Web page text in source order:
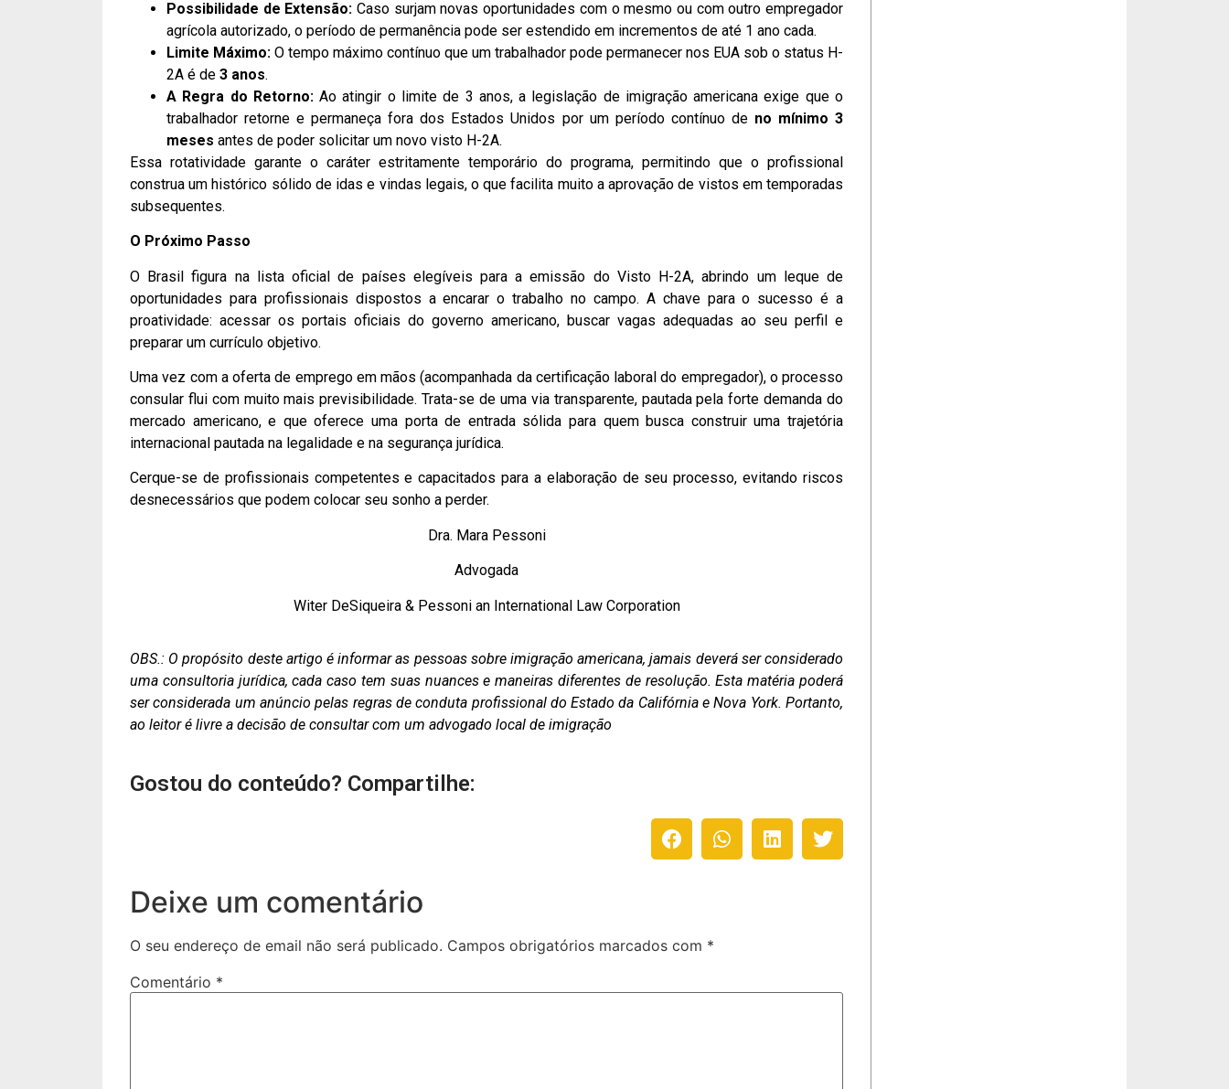
Possibilidade de Extensão: Caso surjam novas oportunidades com o mesmo ou com outro empregador
agrícola autorizado, o período de permanência pode ser estendido em incrementos de até 1 ano cada.
Limite Máximo: O tempo máximo contínuo que um trabalhador pode permanecer nos EUA sob o status H-
2A é de 3 anos.
A Regra do Retorno:Ao atingir o limite de 3 anos, a legislação de imigração americana exige que o
trabalhador retorne e permaneça fora dos Estados Unidos por um período contínuo de no mínimo 3
meses antes de poder solicitar um novo visto H-2A.
Essa rotatividade garante o caráter estritamente temporário do programa, permitindo que o profissional
construa um histórico sólido de idas e vindas legais, o que facilita muito a aprovação de vistos em temporadas
subsequentes.
O Próximo Passo
O Brasil figura na lista oficial de países elegíveis para a emissão do Visto H-2A, abrindo um leque de
oportunidades para profissionais dispostos a encarar o trabalho no campo. A chave para o sucesso é a
proatividade: acessar os portais oficiais do governo americano, buscar vagas adequadas ao seu perfil e
preparar um currículo objetivo.
Uma vez com a oferta de emprego em mãos (acompanhada da certificação laboral do empregador), o processo
consular flui com muito mais previsibilidade. Trata-se de uma via transparente, pautada pela forte demanda do
mercado americano, e que oferece uma porta de entrada sólida para quem busca construir uma trajetória
internacional pautada na legalidade e na segurança jurídica.
Cerque-se de profissionais competentes e capacitados para a elaboração de seu processo, evitando riscos
desnecessários que podem colocar seu sonho a perder.
Dra. Mara Pessoni
Advogada
Witer DeSiqueira & Pessoni an International Law Corporation
OBS.: O propósito deste artigo é informar as pessoas sobre imigração americana, jamais deverá ser considerado
uma consultoria jurídica, cada caso tem suas nuances e maneiras diferentes de resolução. Esta matéria poderá
ser considerada um anúncio pelas regras de conduta profissional do Estado da Califórnia e Nova York. Portanto,
ao leitor é livre a decisão de consultar com um advogado local de imigração
Gostou do conteúdo? Compartilhe:
Deixe um comentário
O seu endereço de email não será publicado. Campos obrigatórios marcados com *
Comentário *